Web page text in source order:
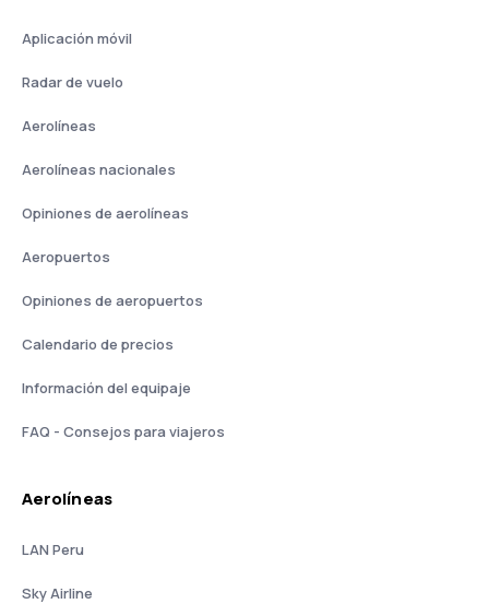
Aplicación móvil
Radar de vuelo
Aerolíneas
Aerolíneas nacionales
Opiniones de aerolíneas
Aeropuertos
Opiniones de aeropuertos
Calendario de precios
Información del equipaje
FAQ - Consejos para viajeros
Aerolíneas
LAN Peru
Sky Airline